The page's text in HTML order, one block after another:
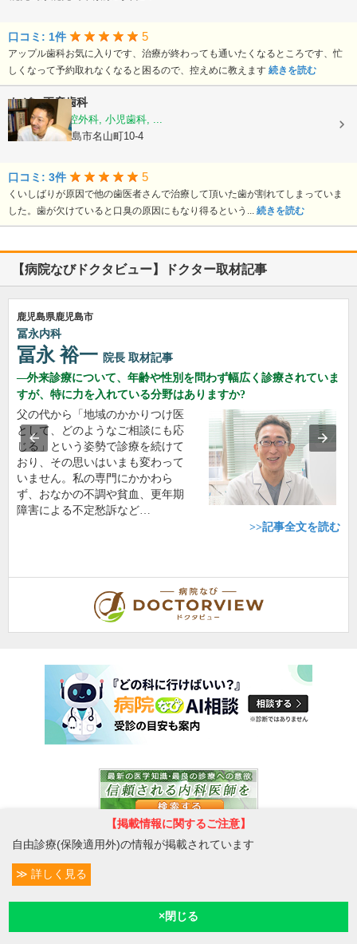
口コミ: 1件 5
アップル歯科お気に入りです、治療が終わっても通いたくなるところです、忙
しくなって予約取れなくなると困るので、控えめに教えます 続きを読む
ながい正彦歯科
歯科, 歯科口腔外科, 小児歯科, ...
鹿児島県鹿児島市名山町10-4
口コミ: 3件 5
くいしばりが原因で他の歯医者さんで治療して頂いた歯が割れてしまっていま
した。歯が欠けていると口臭の原因にもなり得るという... 続きを読む
【病院なびドクタビュー】ドクター取材記事
鹿児島県鹿児島市
冨永内科
冨永 裕一 院長 取材記事
外来診療について、年齢や性別を問わず幅広く診療されていま
すが、特に力を入れている分野はありますか?
父の代から「地域のかかりつけ医
として、どのようなご相談にも応
じる」という姿勢で診療を続けて
おり、その思いはいまも変わって
いません。私の専門にかかわら
ず、おなかの不調や貧血、更年期
障害による不定愁訴など…
>>記事全文を読む
【掲載情報に関するご注意】
自由診療(保険適用外)の情報が掲載されています
詳しく見る